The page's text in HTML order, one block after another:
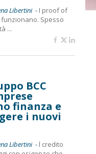
Libertini - I proof of
Spesso
...
BCC
finanza e
i nuovi
Libertini - l credito